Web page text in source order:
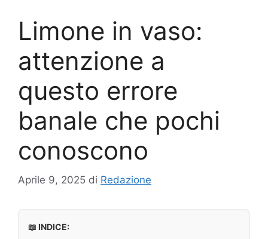
Limone in vaso:
attenzione a
questo errore
banale che pochi
conoscono
Aprile 9, 2025 di Redazione
📖 INDICE: